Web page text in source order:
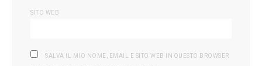
SITO WEB
SALVA IL MIO NOME, EMAIL E SITO WEB IN QUESTO BROWSER